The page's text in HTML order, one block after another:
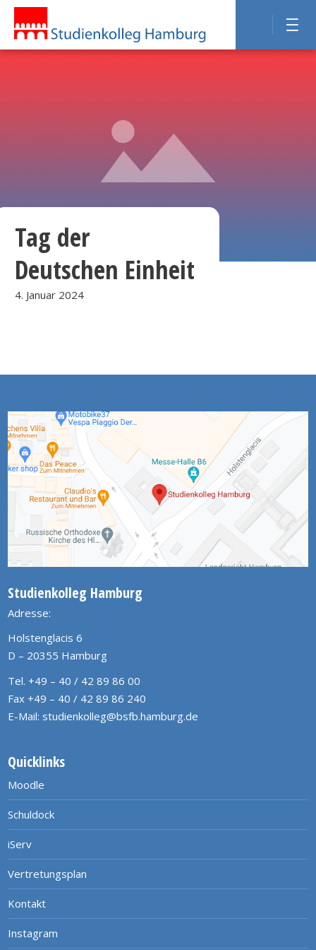
Tag der
Deutschen Einheit
4. Januar 2024
Studienkolleg Hamburg
Adresse:
Holstenglacis 6
D – 20355 Hamburg
Tel. +49 – 40 / 42 89 86 00
Fax +49 – 40 / 42 89 86 240
E-Mail: studienkolleg@bsfb.hamburg.de
Quicklinks
Moodle
Schuldock
iServ
Vertretungsplan
Kontakt
Instagram